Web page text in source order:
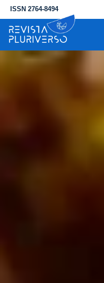
ISSN 2764-8494